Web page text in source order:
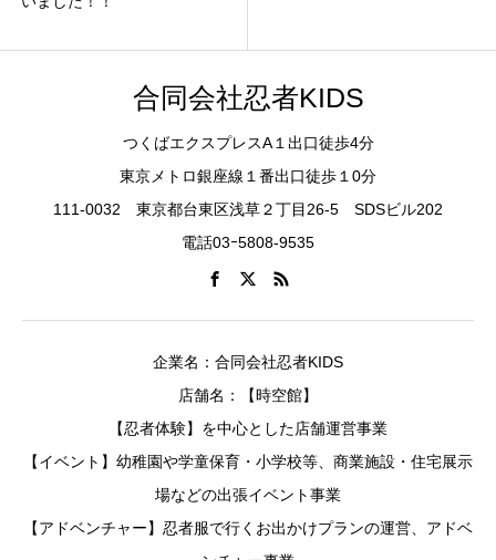
合同会社忍者KIDS
つくばエクスプレスA１出口徒歩4分
東京メトロ銀座線１番出口徒歩１0分
111-0032 東京都台東区浅草２丁目26-5 SDSビル202
電話03ｰ5808-9535
企業名：合同会社忍者KIDS
店舗名：【時空館】
【忍者体験】を中心とした店舗運営事業
【イベント】幼稚園や学童保育・小学校等、商業施設・住宅展示
場などの出張イベント事業
【アドベンチャー】忍者服で行くお出かけプランの運営、アドベ